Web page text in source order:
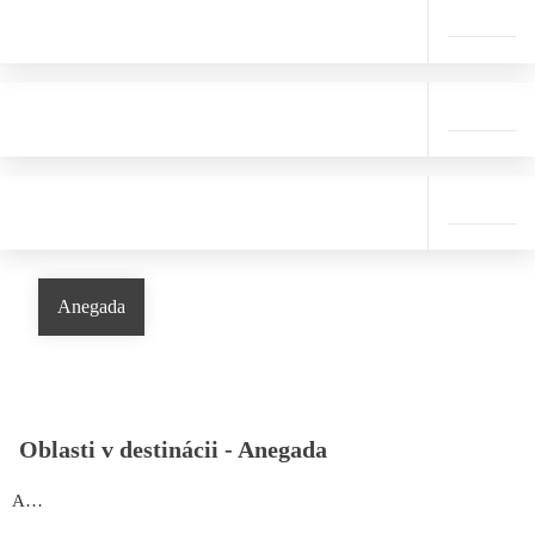
Anegada
Oblasti v destinácii - Anegada
Anegada